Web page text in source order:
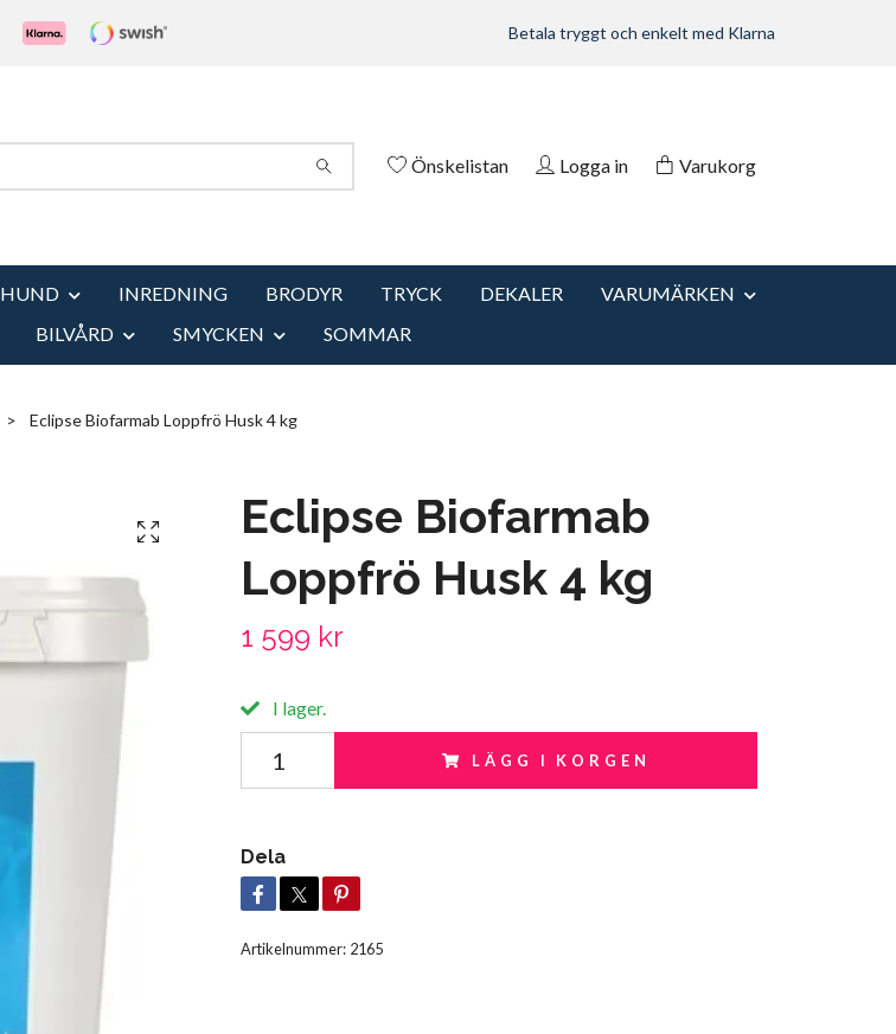
Betala tryggt och enkelt med Klarna
Önskelistan Logga in Varukorg
HUND INREDNING BRODYR TRYCK DEKALER
VARUMÄRKEN
BILVÅRD SMYCKEN SOMMAR
Eclipse Biofarmab Loppfrö Husk 4 kg
Eclipse Biofarmab
Loppfrö Husk 4 kg
1 599 kr
I lager.
LÄGG I KORGEN
Dela
Artikelnummer: 2165